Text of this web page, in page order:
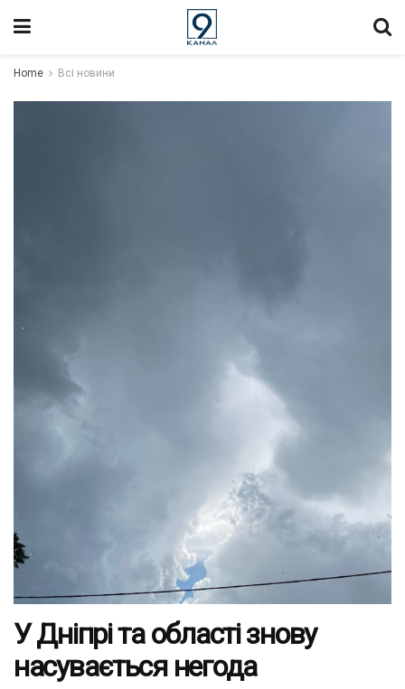
Home Всі новини
У Дніпрі та області знову
насувається негода